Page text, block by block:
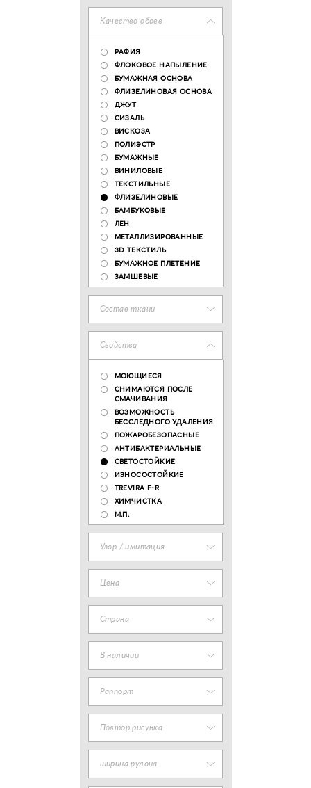
Качество обоев
РАФИЯ
ФЛОКОВОЕ НАПЫЛЕНИЕ
БУМАЖНАЯ ОСНОВА
ФЛИЗЕЛИНОВАЯ ОСНОВА
ДЖУТ
СИЗАЛЬ
ВИСКОЗА
ПОЛИЭСТР
БУМАЖНЫЕ
ВИНИЛОВЫЕ
ТЕКСТИЛЬНЫЕ
ФЛИЗЕЛИНОВЫЕ
БАМБУКОВЫЕ
ЛЕН
МЕТАЛЛИЗИРОВАННЫЕ
3D ТЕКСТИЛЬ
БУМАЖНОЕ ПЛЕТЕНИЕ
ЗАМШЕВЫЕ
Состав ткани
Свойства
МОЮЩИЕСЯ
СНИМАЮТСЯ ПОСЛЕ
СМАЧИВАНИЯ
ВОЗМОЖНОСТЬ
БЕССЛЕДНОГО УДАЛЕНИЯ
ПОЖАРОБЕЗОПАСНЫЕ
АНТИБАКТЕРИАЛЬНЫЕ
СВЕТОСТОЙКИЕ
ИЗНОСОСТОЙКИЕ
TREVIRA F-R
ХИМЧИСТКА
М.П.
Узор / имитация
Цена
Страна
В наличии
Раппорт
Повтор рисунка
ширина рулона